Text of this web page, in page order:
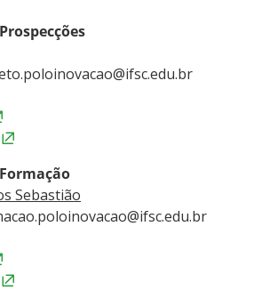
Sebastião